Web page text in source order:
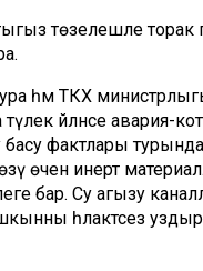
төзелешле торак
һәм ТКХ
әйләнәсе авария-
фактлары
өчен инерт
бар. Су агызу
һәлакәтсез